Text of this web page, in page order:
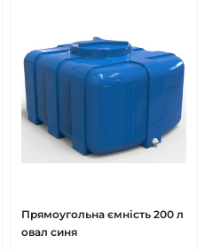
Прямоугольна ємність 200 л
овал синя